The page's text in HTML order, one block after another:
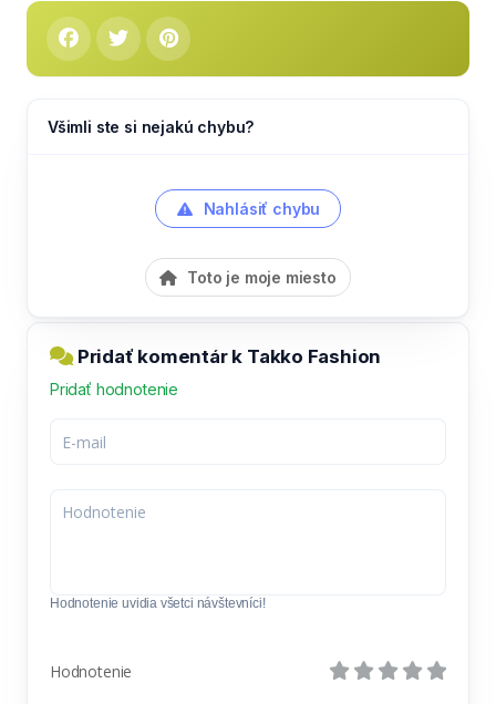
Všimli ste si nejakú chybu?
Nahlásiť chybu
Toto je moje miesto
Pridať komentár k Takko Fashion
Pridať hodnotenie
Hodnotenie uvidia všetci návštevníci!
Hodnotenie